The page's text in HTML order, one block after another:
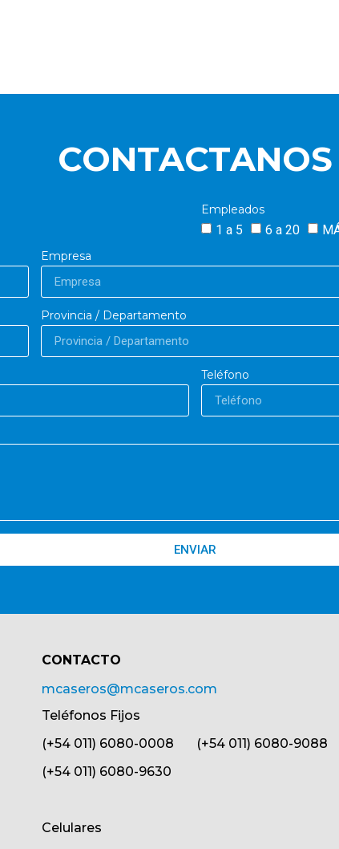
CONTACTANOS
Empleados
1 a 5 6 a 20
Empresa
Provincia / Departamento
Teléfono
ENVIAR
CONTACTO​
mcaseros@mcaseros.com
Teléfonos Fijos
(+54 011) 6080-0008 (+54 011) 6080-9088
(+54 011) 6080-9630
Celulares